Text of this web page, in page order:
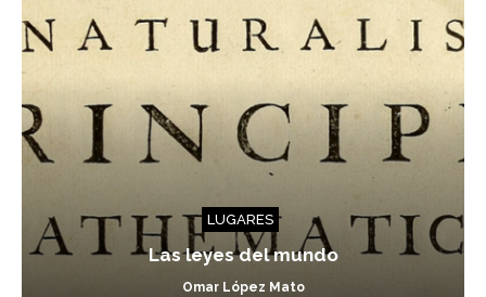
LUGARES
Las leyes del mundo
Omar López Mato